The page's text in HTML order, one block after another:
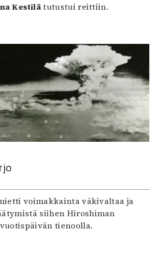
Kestilätutustui reittiin.
voimakkainta väkivaltaa ja
siihen Hiroshiman
tienoolla.